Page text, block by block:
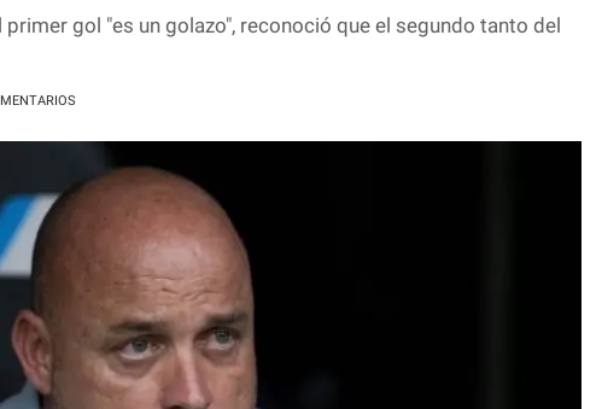
gol "es un golazo", reconoció que el segundo tanto del